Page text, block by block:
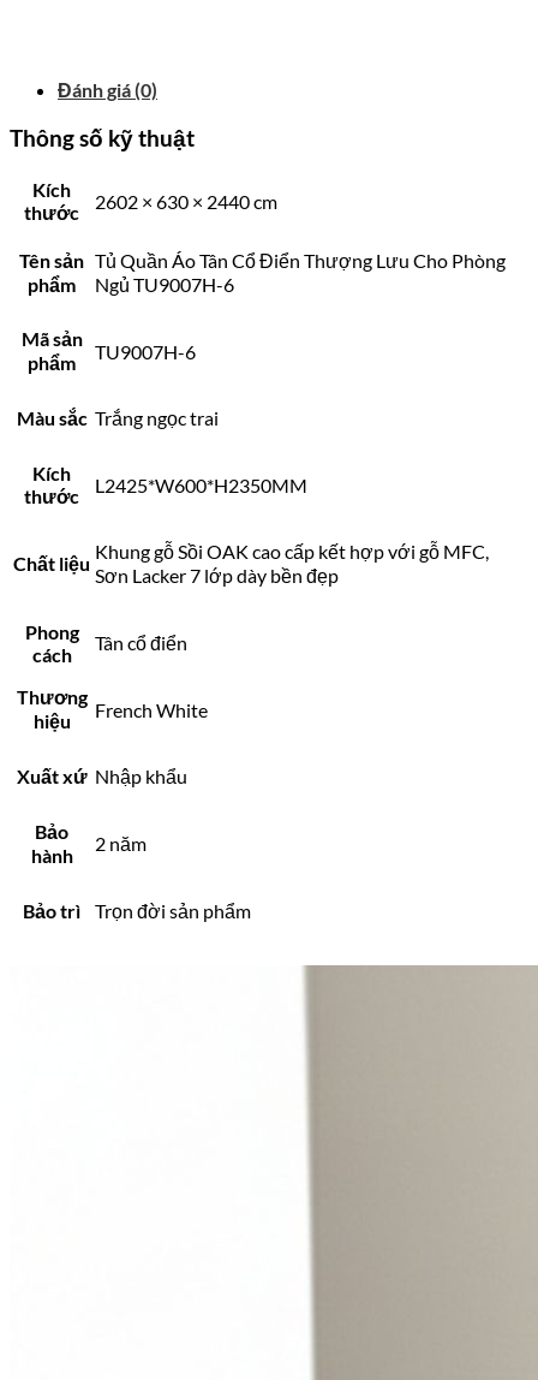
Đánh giá (0)
Thông số kỹ thuật
Kích
thước
2602 × 630 × 2440 cm
Tên sản
phẩm
Tủ Quần Áo Tân Cổ Điển Thượng Lưu Cho Phòng
Ngủ TU9007H-6
Mã sản
phẩm
TU9007H-6
Màu sắc Trắng ngọc trai
Kích
thước
L2425*W600*H2350MM
Chất liệu
Khung gỗ Sồi OAK cao cấp kết hợp với gỗ MFC,
Sơn Lacker 7 lớp dày bền đẹp
Phong
cách
Tân cổ điển
Thương
hiệu
French White
Xuất xứ Nhập khẩu
Bảo
hành
2 năm
Bảo trì Trọn đời sản phẩm